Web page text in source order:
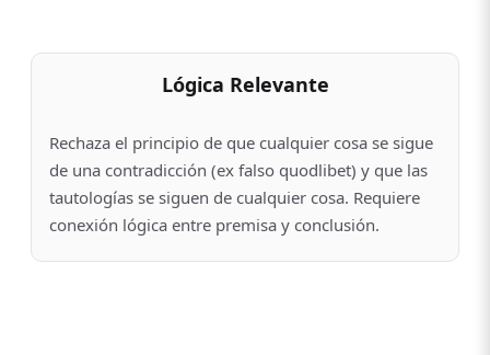
Lógica Relevante
Rechaza el principio de que cualquier cosa se sigue
de una contradicción (ex falso quodlibet) y que las
tautologías se siguen de cualquier cosa. Requiere
conexión lógica entre premisa y conclusión.